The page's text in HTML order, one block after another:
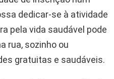
dedicar-se à atividade
pela vida saudável pode
rua, sozinho ou
gratuitas e saudáveis.